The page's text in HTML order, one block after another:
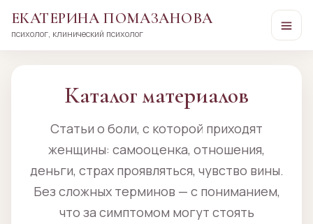
ЕКАТЕРИНА ПОМАЗАНОВА
психолог, клинический психолог
Каталог материалов
Статьи о боли, с которой приходят
женщины: самооценка, отношения,
деньги, страх проявляться, чувство вины.
Без сложных терминов — с пониманием,
что за симптомом могут стоять